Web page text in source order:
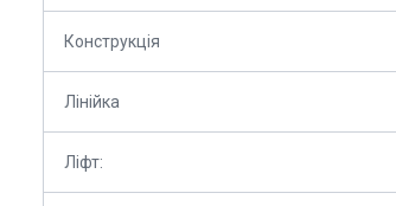
Конструкція
Лінійка
Ліфт: